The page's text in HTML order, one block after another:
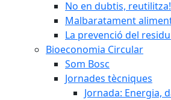
No en dubtis, reutilitza!
Malbaratament
La prevenció del
Bioeconomia Circular
Som Bosc
Jornades tècniques
Jornada: Energia,